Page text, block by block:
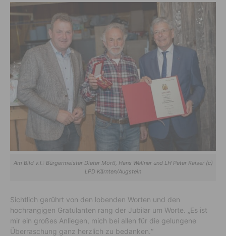
Am Bild v.l.: Bürgermeister Dieter Mörtl, Hans Wallner und LH Peter Kaiser (c)
LPD Kärnten/Augstein
Sichtlich gerührt von den lobenden Worten und den
hochrangigen Gratulanten rang der Jubilar um Worte. „Es ist
mir ein großes Anliegen, mich bei allen für die gelungene
Überraschung ganz herzlich zu bedanken.“